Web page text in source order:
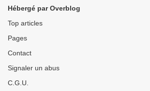
Hébergé par Overblog
Top articles
Pages
Contact
Signaler un abus
C.G.U.